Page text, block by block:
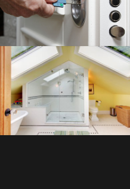
SAVOIR PLUS
SAVOIR PLUS